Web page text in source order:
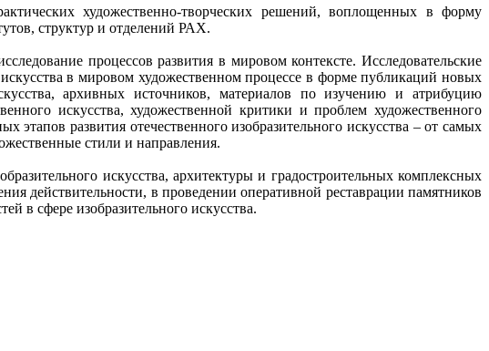
художественно-творческих решений, воплощенных в форму
структур и отделений РАХ.
процессов развития в мировом контексте. Исследовательские
в мировом художественном процессе в форме публикаций новых
архивных источников, материалов по изучению и атрибуцию
искусства, художественной критики и проблем художественного
развития отечественного изобразительного искусства – от самых
стили и направления.
искусства, архитектуры и градостроительных комплексных
действительности, в проведении оперативной реставрации памятников
в сфере изобразительного искусства.